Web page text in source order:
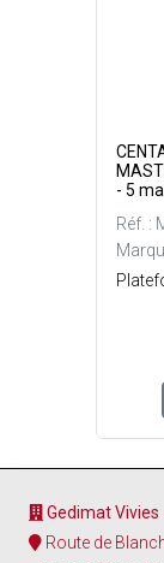
- 5
Réf. :
Gedimat Vivies
Route de